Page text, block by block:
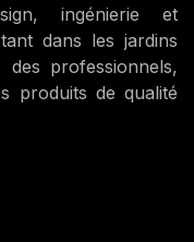
ingénierie et
dans les jardins
professionnels,
produits de qualité